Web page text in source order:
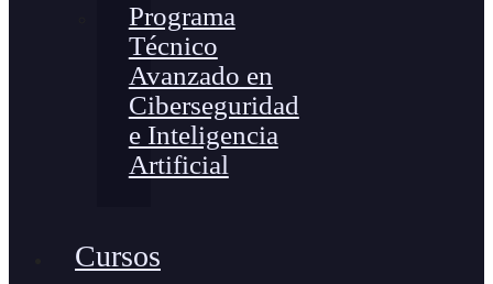
Programa
Técnico
Avanzado en
Ciberseguridad
e Inteligencia
Artificial
Cursos